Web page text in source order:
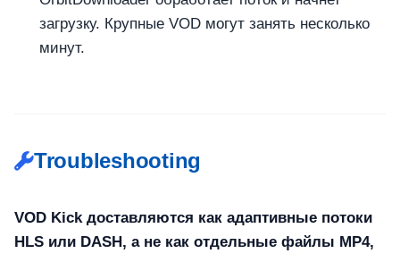
загрузку. Крупные VOD могут занять несколько
минут.
Troubleshooting
VOD Kick доставляются как адаптивные потоки
HLS или DASH, а не как отдельные файлы MP4,